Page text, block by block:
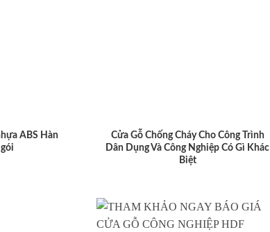
ABS Hàn
Cửa Gỗ Chống Cháy Cho Công Trình
Dân Dụng Và Công Nghiệp Có Gì Khác
Biệt